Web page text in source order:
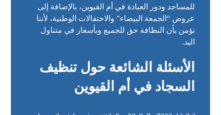
للمساجد ودور العبادة في أم القيوين، بالإضافة إلى
عروض “الجمعة البيضاء” والاحتفالات الوطنية، لأننا
نؤمن بأن النظافة حق للجميع وبأسعار في متناول
اليد.
الأسئلة الشائعة حول تنظيف
السجاد في أم القيوين